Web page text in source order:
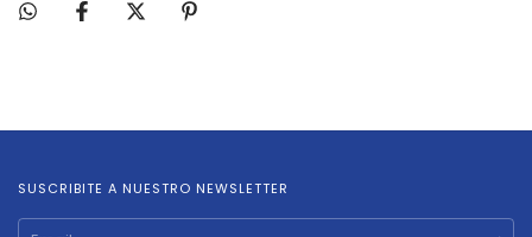
SUSCRIBITE A NUESTRO NEWSLETTER